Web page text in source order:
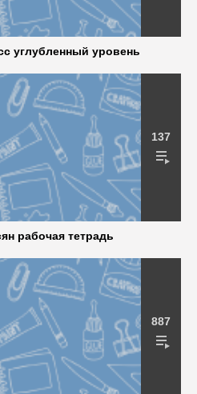
углубленный уровень
137
рабочая тетрадь
887